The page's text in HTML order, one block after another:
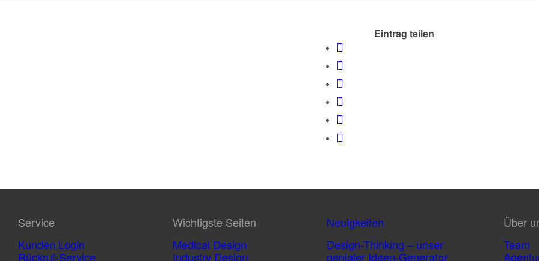
Eintrag teilen
Service
Kunden Login
Rückruf-Service
Wichtigste Seiten
Medical Design
Industry Design
Neuigkeiten
Design-Thinking – unser
genialer Ideen-Generator
Über
Team